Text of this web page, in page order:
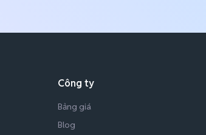
Công ty
Bảng giá
Blog